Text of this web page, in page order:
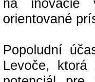
na inovácie
orientované
Popoludní
Levoče,